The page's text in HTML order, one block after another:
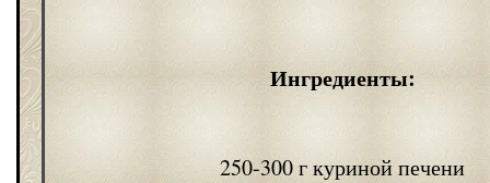
Ингредиенты:
250-300 г куриной печени